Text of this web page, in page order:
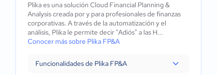
Plika es una solución Cloud Financial Planning &
Analysis creada por y para profesionales de finanzas
corporativas. A través de la automatización y el
análisis, Plika le permite decir "Adiós" a las H...
Conocer más sobre Plika FP&A
Funcionalidades de Plika FP&A